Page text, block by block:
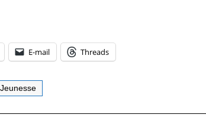
E-mail Threads